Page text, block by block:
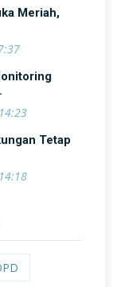
Meriah,
Tetap